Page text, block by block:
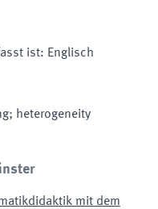
ist: Englisch
heterogeneity
mit dem